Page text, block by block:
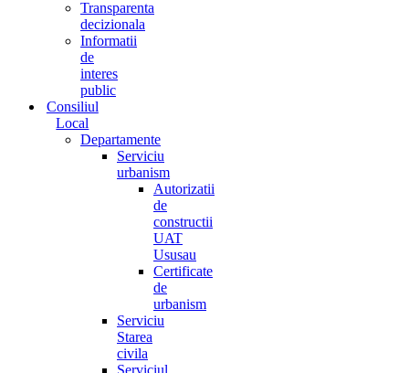
Transparenta
decizionala
Informatii
de
interes
public
Consiliul
Local
Departamente
Serviciu
urbanism
Autorizatii
de
constructii
UAT
Ususau
Certificate
de
urbanism
Serviciu
Starea
civila
Serviciul